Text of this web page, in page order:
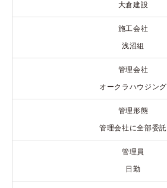
大倉建設
施工会社
浅沼組
管理会社
オークラハウジング
管理形態
管理会社に全部委託
管理員
日勤